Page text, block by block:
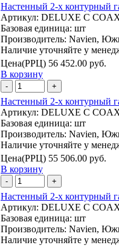
Настенный 2-х контурный
Артикул: DELUXE C
Базовая единица: шт
Производитель: Navien,
Наличие уточняйте у
Цена(РРЦ) 56 452.00 руб.
В корзину
- +
Настенный 2-х контурный
Артикул: DELUXE C
Базовая единица: шт
Производитель: Navien,
Наличие уточняйте у
Цена(РРЦ) 55 506.00 руб.
В корзину
- +
Настенный 2-х контурный
Артикул: DELUXE С
Базовая единица: шт
Производитель: Navien,
Наличие уточняйте у